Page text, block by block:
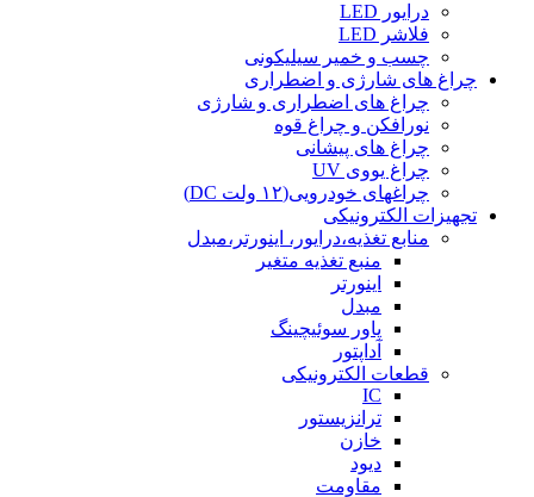
درایور LED
فلاشر LED
چسب و خمیر سیلیکونی
چراغ های شارژی و اضطراری
چراغ های اضطراری و شارژی
نورافکن و چراغ قوه
چراغ های پیشانی
چراغ یووی UV
چراغهای خودرویی(۱۲ ولت DC)
تجهیزات الکترونیکی
منابع تغذیه،درایور، اینورتر،مبدل
منبع تغذیه متغیر
اینورتر
مبدل
پاور سوئیچینگ
آداپتور
قطعات الکترونیکی
IC
ترانزیستور
خازن
دیود
مقاومت